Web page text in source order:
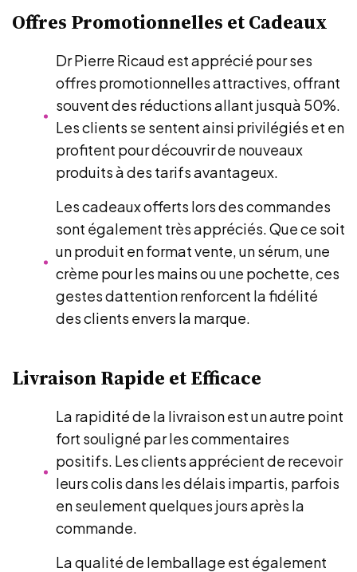
Offres Promotionnelles et Cadeaux
Dr Pierre Ricaud est apprécié pour ses
offres promotionnelles attractives, offrant
souvent des réductions allant jusquà 50%.
Les clients se sentent ainsi privilégiés et en
profitent pour découvrir de nouveaux
produits à des tarifs avantageux.
Les cadeaux offerts lors des commandes
sont également très appréciés. Que ce soit
un produit en format vente, un sérum, une
crème pour les mains ou une pochette, ces
gestes dattention renforcent la fidélité
des clients envers la marque.
Livraison Rapide et Efficace
La rapidité de la livraison est un autre point
fort souligné par les commentaires
positifs. Les clients apprécient de recevoir
leurs colis dans les délais impartis, parfois
en seulement quelques jours après la
commande.
La qualité de lemballage est également